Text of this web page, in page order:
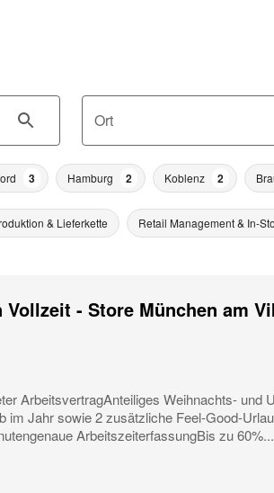
Ort
3 Hamburg 2 Koblenz 2
& Lieferkette Retail Management & In-
- Store München am
ArbeitsvertragAnteiliges Weihnachts- und
im Jahr sowie 2 zusätzliche Feel-Good-
ArbeitszeiterfassungBis zu 60%...